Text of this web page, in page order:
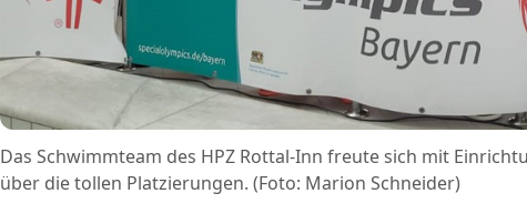
Das Schwimmteam des HPZ Rottal-Inn freute sich mit
über die tollen Platzierungen. (Foto: Marion Schneider)